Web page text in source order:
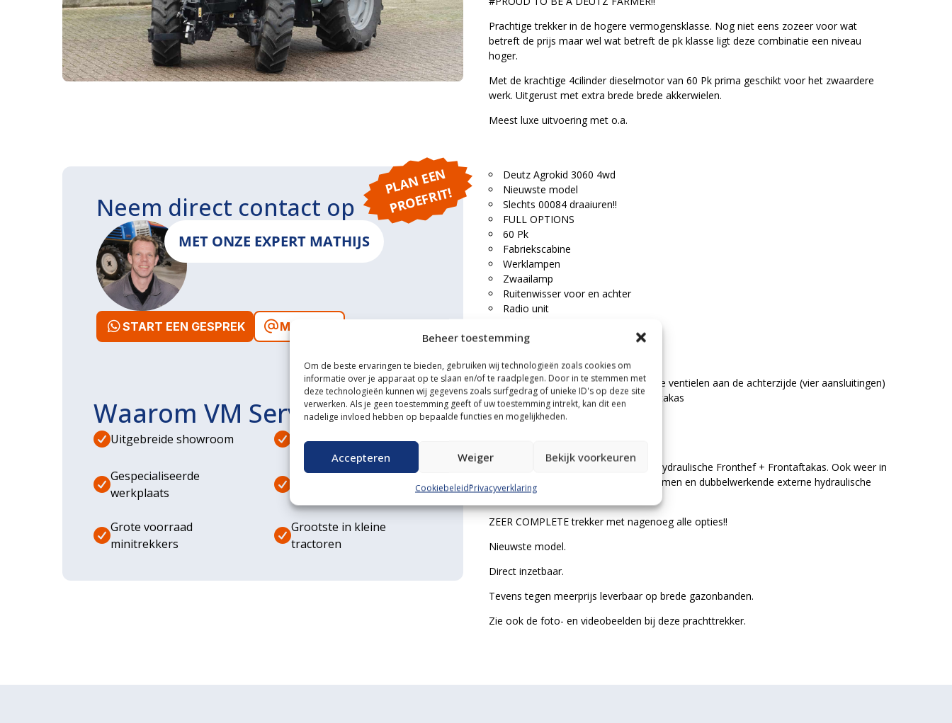
Beheer toestemming
Om de beste ervaringen te bieden, gebruiken wij technologieën zoals cookies om
informatie over je apparaat op te slaan en/of te raadplegen. Door in te stemmen met
deze technologieën kunnen wij gegevens zoals surfgedrag of unieke ID's op deze site
verwerken. Als je geen toestemming geeft of uw toestemming intrekt, kan dit een
nadelige invloed hebben op bepaalde functies en mogelijkheden.
Accepteren Weiger Bekijk voorkeuren
CookiebeleidPrivacyverklaring
Prachtige trekker in de hogere vermogensklasse. Nog niet eens zozeer voor wat
betreft de prijs maar wel wat betreft de pk klasse ligt deze combinatie een niveau
hoger.
Met de krachtige 4cilinder dieselmotor van 60 Pk prima geschikt voor het zwaardere
werk. Uitgerust met extra brede brede akkerwielen.
Meest luxe uitvoering met o.a.
Deutz Agrokid 3060 4wd
Nieuwste model
Slechts 00084 draaiuren!!
FULL OPTIONS
60 Pk
Fabriekscabine
Werklampen
Zwaailamp
Ruitenwisser voor en achter
Radio unit
Stuurversnellingen
Verstelbare trekhaak
Twee dubbelwerkende hydraulische ventielen aan de achterzijde (vier aansluitingen)
Onafhankelijke (doordraaiende) aftakas
540-750 toeren aftakas
En dan hebben we natuurlijk nog de Hydraulische Fronthef + Frontaftakas. Ook weer in
de meest luxe uitvoering, zware hefarmen en dubbelwerkende externe hydraulische
functie.
ZEER COMPLETE trekker met nagenoeg alle opties!!
Nieuwste model.
Direct inzetbaar.
Tevens tegen meerprijs leverbaar op brede gazonbanden.
Zie ook de foto- en videobeelden bij deze prachttrekker.
P
L
A
N
E
E
N
P
R
O
E
F
RI
T!
Neem direct contact op
MET ONZE EXPERT MATHIJS
START EEN GESPREK MAIL ONS
Waarom VM Service
Uitgebreide showroom Eigen transportservice
Gespecialiseerde
werkplaats
Diverse
Grote voorraad
minitrekkers
Grootste in kleine
tractoren